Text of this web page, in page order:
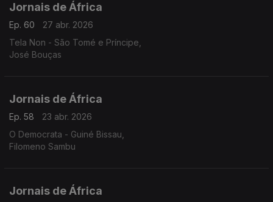
Jornais de África
Ep. 60
27 abr. 2026
Tela Non - São Tomé e Príncipe,
José Bouças
Jornais de África
Ep. 58
23 abr. 2026
O Democrata - Guiné Bissau,
Filomeno Sambu
Jornais de África